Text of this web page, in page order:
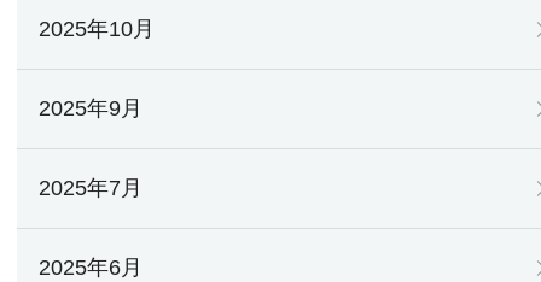
2025年10月
2025年9月
2025年7月
2025年6月